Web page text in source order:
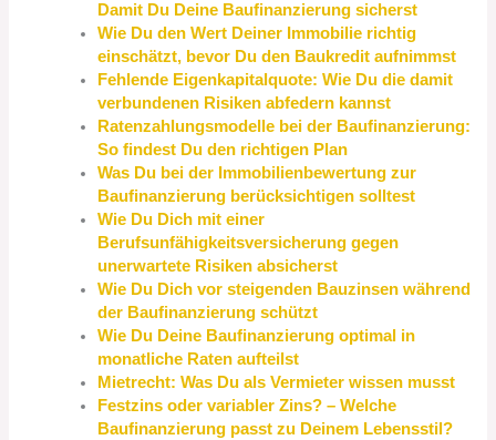
Damit Du Deine Baufinanzierung sicherst
Wie Du den Wert Deiner Immobilie richtig
einschätzt, bevor Du den Baukredit aufnimmst
Fehlende Eigenkapitalquote: Wie Du die damit
verbundenen Risiken abfedern kannst
Ratenzahlungsmodelle bei der Baufinanzierung:
So findest Du den richtigen Plan
Was Du bei der Immobilienbewertung zur
Baufinanzierung berücksichtigen solltest
Wie Du Dich mit einer
Berufsunfähigkeitsversicherung gegen
unerwartete Risiken absicherst
Wie Du Dich vor steigenden Bauzinsen während
der Baufinanzierung schützt
Wie Du Deine Baufinanzierung optimal in
monatliche Raten aufteilst
Mietrecht: Was Du als Vermieter wissen musst
Festzins oder variabler Zins? – Welche
Baufinanzierung passt zu Deinem Lebensstil?